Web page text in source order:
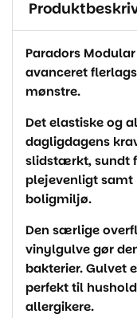
Paradors
avanceret
mønstre.
Det elastiske og
dagligdagens
slidstærkt, sundt
plejevenligt
boligmiljø.
Den særlige
vinylgulve gør
bakterier. Gulvet
perfekt til
allergikere.